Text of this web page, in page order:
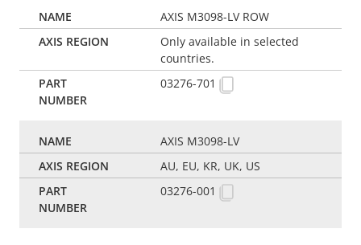
AXIS M3098-LV ROW
Only available in selected
countries.
03276-701
AXIS M3098-LV
AU, EU, KR, UK, US
03276-001